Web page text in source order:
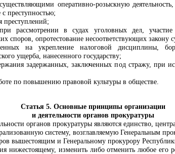
оперативно-розыскную деятельность
с преступностью;
преступлений;
при рассмотрении в судах уголовных дел,
споров, опротестование несоответствующих закону
на укрепление налоговой дисциплины,
ущерба, нанесенного государству;
задержанных, заключенных под стражу, при
по повышению правовой культуры в обществе.
Статья 5. Основные принципы организации
и деятельности органов прокуратуры
органов прокуратуры являются единство,
систему, возглавляемую Генеральным
вышестоящим и Генеральному прокурору
нижестоящему, изменить либо отменить любое его